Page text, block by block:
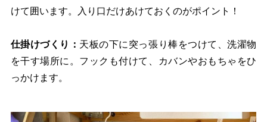
けて囲います。入り口だけあけておくのがポイント！
仕掛けづくり： 天板の下に突っ張り棒をつけて、洗濯物
を干す場所に。フックも付けて、カバンやおもちゃをひ
っかけます。